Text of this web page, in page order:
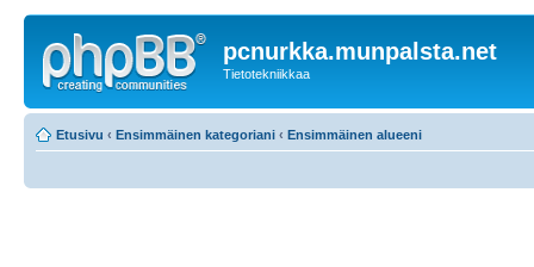
pcnurkka.munpalsta.net
Tietotekniikkaa
Etusivu ‹ Ensimmäinen kategoriani ‹ Ensimmäinen alueeni